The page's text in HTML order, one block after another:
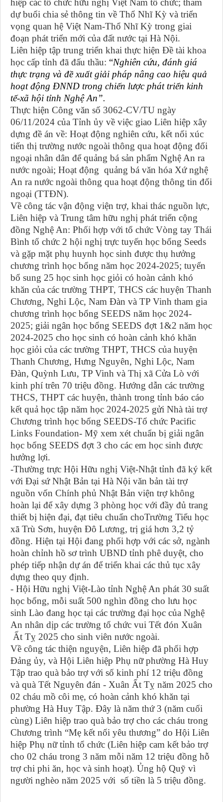
hiệp các tổ chức hữu nghị Việt Nam tổ chức; tham
dự buổi chia sẻ thông tin về Thổ Nhĩ Kỳ và triển
vọng quan hệ Việt Nam-Thổ Nhĩ Kỳ trong giai
đoạn phát triển mới của đất nước tại Hà Nội.
Liên hiệp tập trung triển khai thực hiện Đề tài khoa
học cấp tỉnh đã đấu thầu: “Nghiên cứu, đánh giá
thực trạng và đề xuất giải pháp nâng cao hiệu quả
hoạt động ĐNND trong chiến lược phát triển kinh
tế-xã hội tỉnh Nghệ An”.
Thực hiện Công văn số 3062-CV/TU ngày
06/11/2024 của Tỉnh ủy về việc giao Liên hiệp xây
dựng đề án về: Hoạt động nghiên cứu, kết nối xúc
tiến thị trường nước ngoài thông qua hoạt động đối
ngoại nhân dân để quảng bá sản phẩm Nghệ An ra
nước ngoài; Hoạt động quảng bá văn hóa Xứ nghệ
An ra nước ngoài thông qua hoạt động thông tin đối
ngoại (TTĐN).
Về công tác vận động viện trợ, khai thác nguồn lực,
Liên hiệp và Trung tâm hữu nghị phát triển cộng
đồng Nghệ An: Phối hợp với tổ chức Vòng tay Thái
Bình tổ chức 2 hội nghị trực tuyến học bổng Seeds
và gặp mặt phụ huynh học sinh được thụ hưởng
chương trình học bổng năm học 2024-2025; tuyển
bổ sung 25 học sinh học giỏi có hoàn cảnh khó
khăn của các trường THPT, THCS các huyện Thanh
Chương, Nghi Lộc, Nam Đàn và TP Vinh tham gia
chương trình học bổng SEEDS năm học 2024-
2025; giải ngân học bổng SEEDS đợt 1&2 năm học
2024-2025 cho học sinh có hoàn cảnh khó khăn
học giỏi của các trường THPT, THCS của huyện
Thanh Chương, Hưng Nguyên, Nghi Lộc, Nam
Đàn, Quỳnh Lưu, TP Vinh và Thị xã Cửa Lò với
kinh phí trên 70 triệu đồng. Hướng dẫn các trường
THCS, THPT các huyện, thành trong tỉnh báo cáo
kết quả học tập năm học 2024-2025 gửi Nhà tài trợ
Chương trình học bổng SEEDS-Tổ chức Pacific
Links Foundation- Mỹ xem xét chuẩn bị giải ngân
học bổng SEEDS đợt 3 cho các em học sinh được
hưởng lợi.
-Thường trực Hội Hữu nghị Việt-Nhật tỉnh đã ký kết
với Đại sứ Nhật Bản tại Hà Nội văn bản tài trợ
nguồn vốn Chính phủ Nhật Bản viện trợ không
hoàn lại để xây dựng 3 phòng học với đầy đủ trang
thiết bị hiện đại, đạt tiêu chuẩn choTrường Tiểu học
xã Trù Sơn, huyện Đô Lương, trị giá hơn 3,2 tỷ
đồng. Hiện tại Hội đang phối hợp với các sở, ngành
hoàn chỉnh hồ sơ trình UBND tỉnh phê duyệt, cho
phép tiếp nhận dự án để triển khai các thủ tục xây
dựng theo quy định.
- Hội Hữu nghị Việt-Lào tỉnh Nghệ An phát 30 suất
học bổng, mỗi suất 500 nghìn đồng cho lưu học
sinh Lào đang học tại các trường đại học của Nghệ
An nhân dịp các trường tổ chức vui Tết đón Xuân
Ất Tỵ 2025 cho sinh viên nước ngoài.
Về công tác thiện nguyện, Liên hiệp đã phối hợp
Đảng ủy, và Hội Liên hiệp Phụ nữ phường Hà Huy
Tập trao quà bảo trợ với số kinh phí 12 triệu đồng
và quà Tết Nguyên đán - Xuân Ất Tỵ năm 2025 cho
02 cháu mồ côi mẹ, có hoàn cảnh khó khăn tại
phường Hà Huy Tập. Đây là năm thứ 3 (năm cuối
cùng) Liên hiệp trao quà bảo trợ cho các cháu trong
Chương trình “Mẹ kết nối yêu thương” do Hội Liên
hiệp Phụ nữ tỉnh tổ chức (Liên hiệp cam kết bảo trợ
cho 02 cháu trong 3 năm mỗi năm 12 triệu đồng hỗ
trợ chi phi ăn, học và sinh hoạt). Ủng hộ Quỹ vì
người nghèo năm 2025 với số tiền là 5 triệu đồng.